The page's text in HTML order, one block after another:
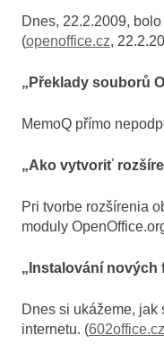
Dnes, 22.2.2009,
(openoffice.cz,
„Překlady souborů
MemoQ přímo
„Ako vytvoriť
Pri tvorbe rozšírenia
moduly
„Instalování nových
Dnes si ukážeme, jak
internetu. (602office.cz